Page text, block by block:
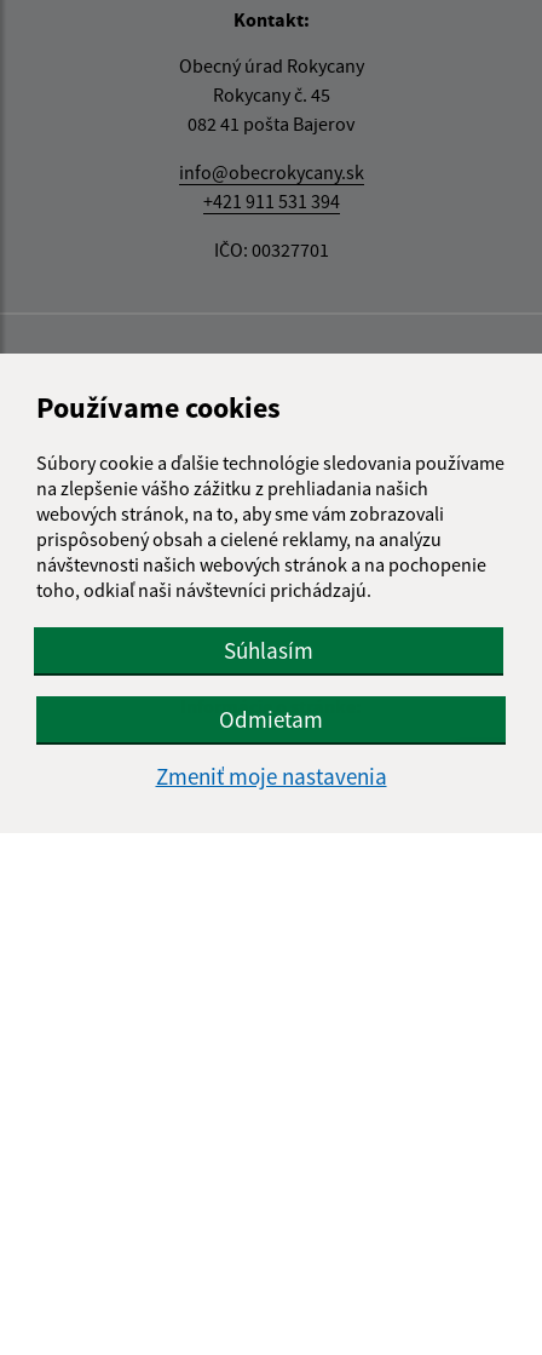
Používame cookies
Súbory cookie a ďalšie technológie sledovania používame
na zlepšenie vášho zážitku z prehliadania našich
webových stránok, na to, aby sme vám zobrazovali
prispôsobený obsah a cielené reklamy, na analýzu
návštevnosti našich webových stránok a na pochopenie
toho, odkiaľ naši návštevníci prichádzajú.
Súhlasím
Odmietam
Zmeniť moje nastavenia
Kontakt:
Obecný úrad Rokycany
Rokycany č. 45
082 41 pošta Bajerov
info@obecrokycany.sk
+421 911 531 394
IČO: 00327701
Informácie o stránke:
Vyhlásenie o prístupnosti
Autorské práva